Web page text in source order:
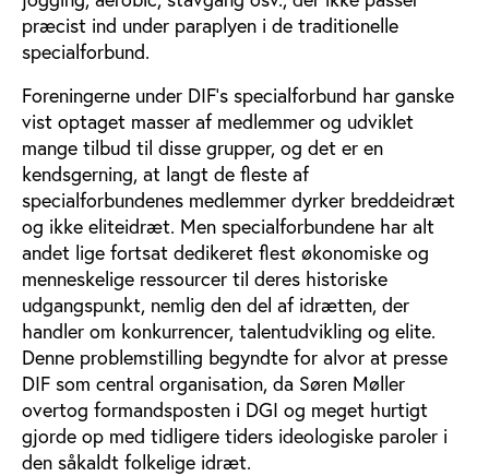
præcist ind under paraplyen i de traditionelle
specialforbund.
Foreningerne under DIF’s specialforbund har ganske
vist optaget masser af medlemmer og udviklet
mange tilbud til disse grupper, og det er en
kendsgerning, at langt de fleste af
specialforbundenes medlemmer dyrker breddeidræt
og ikke eliteidræt. Men specialforbundene har alt
andet lige fortsat dedikeret flest økonomiske og
menneskelige ressourcer til deres historiske
udgangspunkt, nemlig den del af idrætten, der
handler om konkurrencer, talentudvikling og elite.
Denne problemstilling begyndte for alvor at presse
DIF som central organisation, da Søren Møller
overtog formandsposten i DGI og meget hurtigt
gjorde op med tidligere tiders ideologiske paroler i
den såkaldt folkelige idræt.